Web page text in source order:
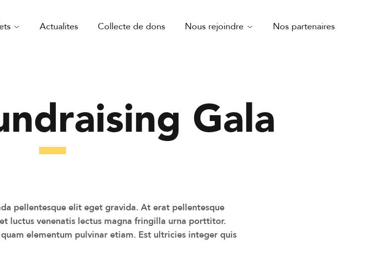
Actualites Collecte de dons Nous rejoindre Nos partenaires
Gala
pellentesque elit eget gravida. At erat pellentesque
luctus venenatis lectus magna fringilla urna porttitor.
elementum pulvinar etiam. Est ultricies integer quis